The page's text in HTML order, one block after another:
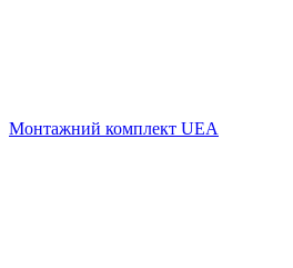
Монтажний комплект UEA